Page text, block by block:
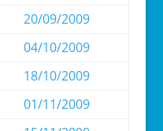
20/09/2009
04/10/2009
18/10/2009
01/11/2009